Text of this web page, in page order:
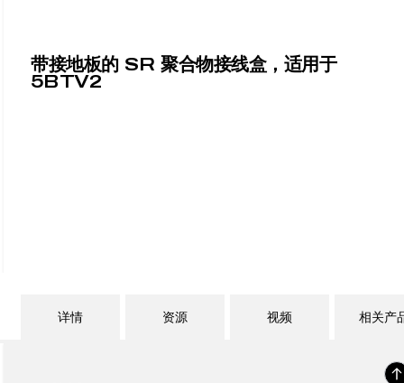
带接地板的 SR 聚合物接线盒，适用于
5BTV2
详情 资源 视频 相关产